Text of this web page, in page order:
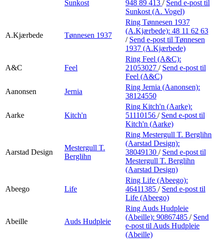
Sunkost
948 89 413 / Send e-post til
Sunkost (A. Vogel)
A.Kjærbede Tønnesen 1937
Ring Tønnesen 1937
(A.Kjærbede): 48 11 62 63
/ Send e-post til Tønnesen
1937 (A.Kjærbede)
A&C Feel
Ring Feel (A&C):
21053027 / Send e-post til
Feel (A&C)
Aanonsen
Jernia
Ring Jernia (Aanonsen):
38124550
Aarke Kitch'n
Ring Kitch'n (Aarke):
51110156 / Send e-post til
Kitch'n (Aarke)
Aarstad Design
Mestergull T.
Berglihn
Ring Mestergull T. Berglihn
(Aarstad Design):
38049130 / Send e-post til
Mestergull T. Berglihn
(Aarstad Design)
Abeego Life
Ring Life (Abeego):
46411385 / Send e-post til
Life (Abeego)
Abeille Auds Hudpleie
Ring Auds Hudpleie
(Abeille): 90867485 / Send
e-post til Auds Hudpleie
(Abeille)